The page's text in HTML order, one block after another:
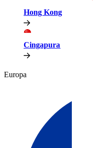
Hong Kong​​
Cingapura​​
Europa​​